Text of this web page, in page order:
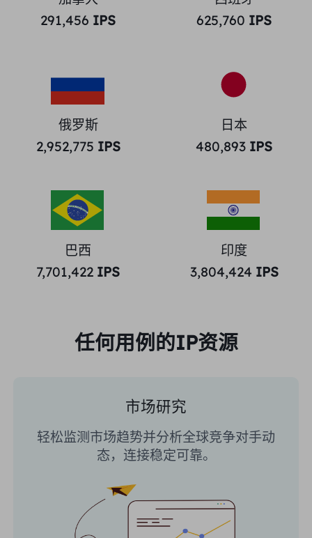
291,456 IPS
625,760 IPS
俄罗斯
2,952,775 IPS
日本
480,893 IPS
巴西
7,701,422 IPS
印度
3,804,424 IPS
任何用例的IP资源
市场研究
轻松监测市场趋势并分析全球竞争对手动
态，连接稳定可靠。